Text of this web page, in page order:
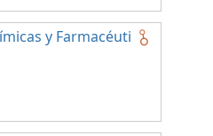
y Farmacéuti